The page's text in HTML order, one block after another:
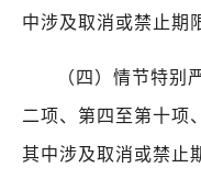
中涉及取消或禁止期
（四）情节特别
二项、第四至第十项
其中涉及取消或禁止